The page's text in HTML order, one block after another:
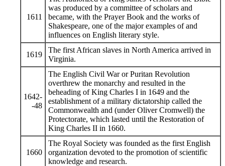
1611
was produced by a committee of scholars and
became, with the Prayer Book and the works of
Shakespeare, one of the major examples of and
influences on English literary style.
1619
The first African slaves in North America arrived in
Virginia.
1642-
-48
The English Civil War or Puritan Revolution
overthrew the monarchy and resulted in the
beheading of King Charles I in 1649 and the
establishment of a military dictatorship called the
Commonwealth and (under Oliver Cromwell) the
Protectorate, which lasted until the Restoration of
King Charles II in 1660.
1660
The Royal Society was founded as the first English
organization devoted to the promotion of scientific
knowledge and research.